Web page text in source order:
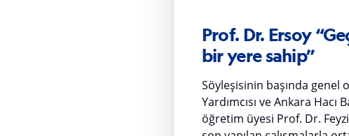
Prof. Dr. Ersoy
bir yere sahip”
Söyleşisinin başında genel
Yardımcısı ve Ankara
öğretim üyesi Prof. Dr.